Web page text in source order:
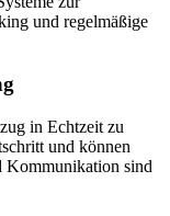
und regelmäßige
in Echtzeit zu
und können
Kommunikation sind